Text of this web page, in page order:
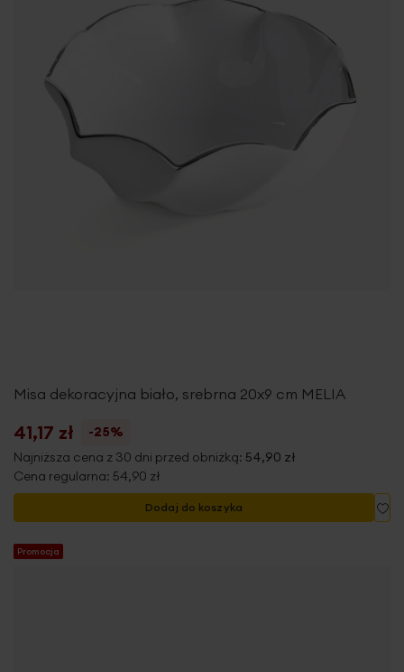
Misa dekoracyjna biało, srebrna 20x9 cm MELIA
41,17 zł
-25%
Najniższa cena z 30 dni przed obniżką: 54,90 zł
Cena regularna: 54,90 zł
Dodaj do koszyka
Promocja